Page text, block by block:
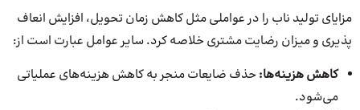
مزایای تولید ناب را در عواملی مثل کاهش زمان تحویل، افزایش انعاف
پذیری و میزان رضایت مشتری خلاصه کرد. سایر عوامل عبارت است از:
کاهش هزینه‌ها:حذف ضایعات منجر به کاهش هزینه‌های عملیاتی
می‌شود.